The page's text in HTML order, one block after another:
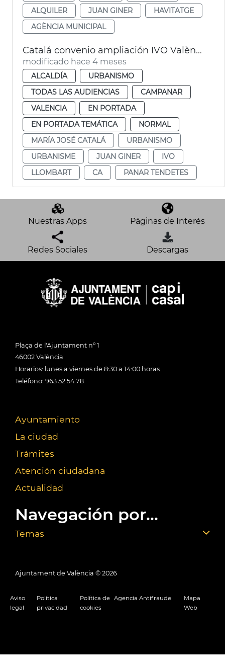
ALQUILER
JUAN GINER
HAVITATGE
AGÈNCIA MUNICIPAL
Catalá convenio ampliación IVO València
modificado hace 4 meses
ALCALDÍA
URBANISMO
TODAS LAS AUDIENCIAS
CAMPANAR
VALENCIA
EN PORTADA
EN PORTADA TEMÁTICA
NORMAL
MARÍA JOSÉ CATALÁ
URBANISMO
URBANISME
JUAN GINER
IVO
LLOMBART
CA PANAR TENDETES
Nuestras Apps Páginas de Interés
Redes Sociales Descargas
Plaça de l'Ajuntament nº 1
46002 València
Horarios: lunes a viernes de 8:30 a 14:00 horas
Teléfono: 963 52 54 78
Ayuntamiento
La ciudad
Trámites
Atención ciudadana
Actualidad
Navegación por...
Temas
Ajuntament de València © 2026
Aviso
legal
Política
privacidad
Política de
cookies
Agencia Antifraude
Mapa
Web